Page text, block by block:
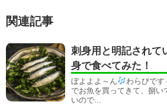
関連記事
刺身用と明記されて
身で食べてみた！
ぼよよよ～ん わらびです
でお魚を買ってきて、捌い
いので...